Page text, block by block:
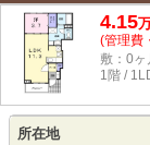
4.15
(管理費
敷：0ヶ
1階 /
所在地